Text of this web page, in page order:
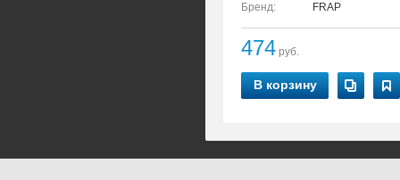
Бренд:
FRAP
474 руб.
В корзину